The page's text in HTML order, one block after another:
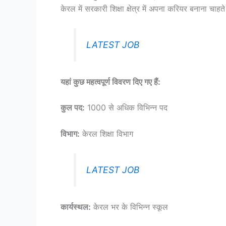
केरल में सरकारी शिक्षा क्षेत्र में अपना करियर बनाना
LATEST JOB
यहां कुछ महत्वपूर्ण विवरण दिए गए हैं:
कुल पद: 1000 से अधिक विभिन्न पद
विभाग: केरल शिक्षा विभाग
LATEST JOB
कार्यस्थल: केरल भर के विभिन्न स्कूल